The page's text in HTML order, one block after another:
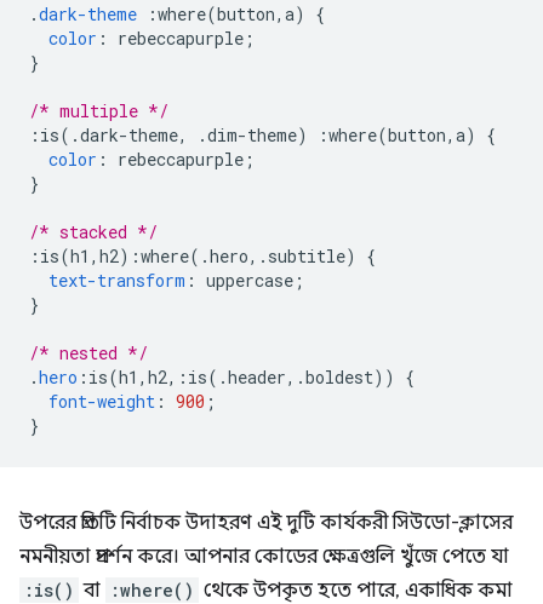
.dark-theme :where(button, a)
{
color : rebeccapurple ;
}
/* multiple */
: is(.dark-theme, .dim-theme) :where(button, a)
{
color : rebeccapurple ;
}
/* stacked */
: is(h1 , h2):where(.hero,. subtitle)
{
text-transform : uppercase ;
}
/* nested */
.hero : is(h1 , h2,: is(.header,.boldest))
{
font-weight : 900 ;
}
উপরের প্রতিটি নির্বাচক উদাহরণ এই দুটি কার্যকরী সিউডো-ক্লাসের
নমনীয়তা প্রদর্শন করে। আপনার কোডের ক্ষেত্রগুলি খুঁজে পেতে যা
:is() বা :where() থেকে উপকৃত হতে পারে, একাধিক কমা